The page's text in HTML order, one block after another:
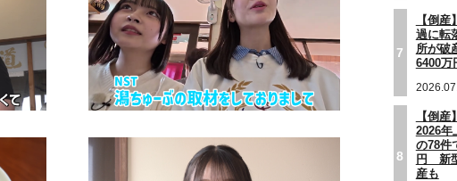
7
【倒
過に転
所が破
6400万
8
【倒
2026年
の78件
円 新
産も